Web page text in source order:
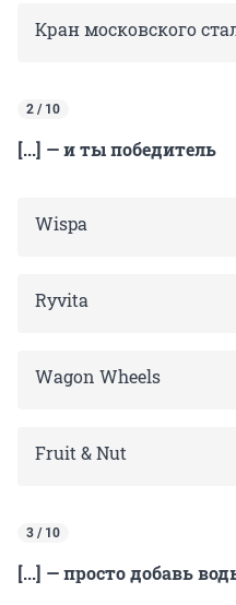
Кран московского
2 / 10
[...] — и ты победитель
Wispa
Ryvita
Wagon Wheels
Fruit & Nut
3 / 10
[...] — просто добавь